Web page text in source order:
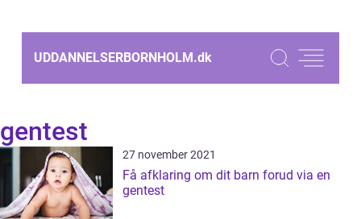
UDDANNELSERBORNHOLM.dk
gentest
27 november 2021
Få afklaring om dit barn forud via en
gentest